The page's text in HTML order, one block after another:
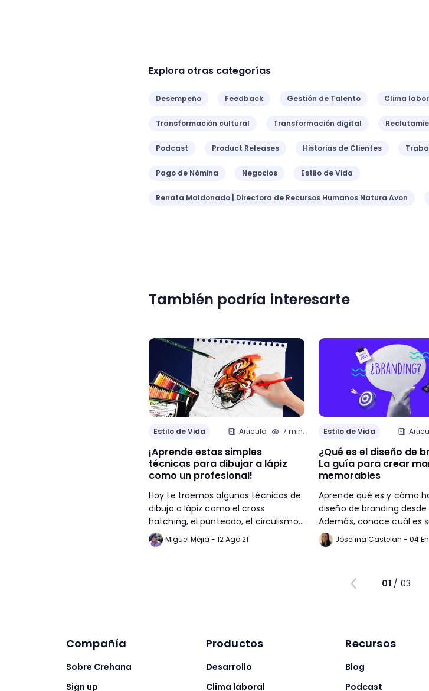
Explora otras categorías
Desempeño Feedback Gestión de Talento Clima
Transformación cultural Transformación digital
Podcast Product Releases Historias de Clientes
Pago de Nómina Negocios Estilo de Vida
Renata Maldonado | Directora de Recursos Humanos Natura Avon
También podría interesarte
Estilo de Vida Articulo 7 min.
¡Aprende estas simples
técnicas para dibujar a lápiz
como un profesional!
Hoy te traemos algunas técnicas de
dibujo a lápiz como el cross
hatching, el punteado, el circulismo,
etc. Miguel Mejia - 12 Ago 21
Estilo de Vida
¿Qué es el diseño de
La guía para crear
memorables
Aprende qué es y cómo
diseño de branding desde
Además, conoce cuál es
importancia y los
branding que existen. 🚀
Josefina Castelan - 04
01 / 03
Compañía
Sobre Crehana
Sign up
Productos
Desarrollo
Clima laboral
Recursos
Blog
Podcast